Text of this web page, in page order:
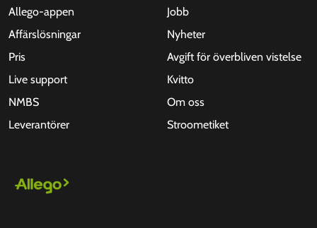
Allego-appen
Affärslösningar
Pris
Live support
NMBS
Leverantörer
Jobb
Nyheter
Avgift för överbliven vistelse
Kvitto
Om oss
Stroometiket